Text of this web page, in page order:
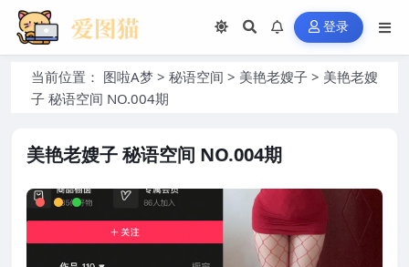
登录
当前位置： 图啦A梦 > 秘语空间 > 美艳老嫂子 > 美艳老嫂
子 秘语空间 NO.004期
美艳老嫂子 秘语空间 NO.004期